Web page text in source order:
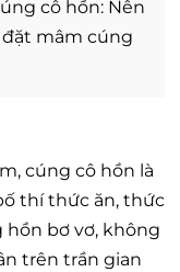
cô hồn: Nên
mâm cúng
cúng cô hồn là
thí thức ăn, thức
hồn bơ vơ, không
trên trần gian